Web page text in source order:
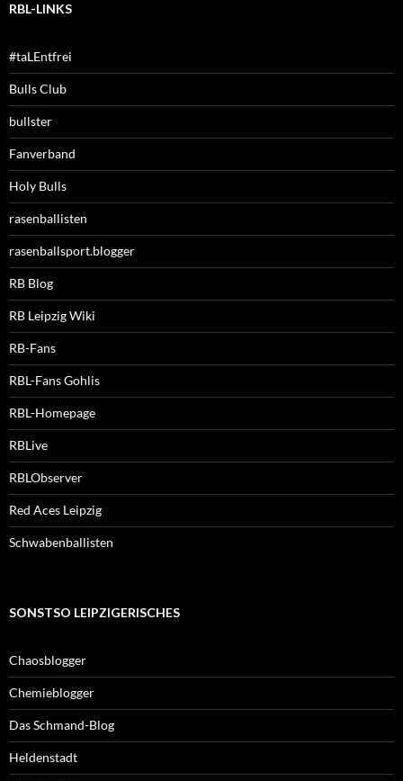
RBL-LINKS
#taLEntfrei
Bulls Club
bullster
Fanverband
Holy Bulls
rasenballisten
rasenballsport.blogger
RB Blog
RB Leipzig Wiki
RB-Fans
RBL-Fans Gohlis
RBL-Homepage
RBLive
RBLObserver
Red Aces Leipzig
Schwabenballisten
SONSTSO LEIPZIGERISCHES
Chaosblogger
Chemieblogger
Das Schmand-Blog
Heldenstadt